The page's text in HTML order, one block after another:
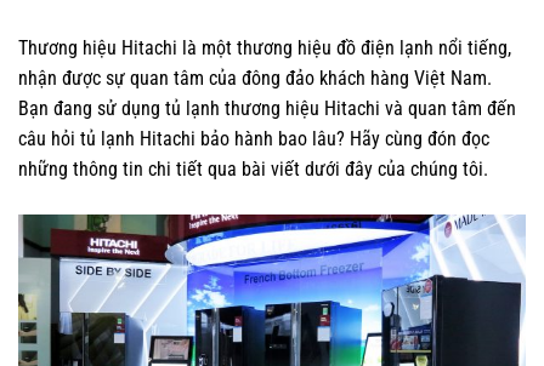
Thương hiệu Hitachi là một thương hiệu đồ điện lạnh nổi tiếng,
nhận được sự quan tâm của đông đảo khách hàng Việt Nam.
Bạn đang sử dụng tủ lạnh thương hiệu Hitachi và quan tâm đến
câu hỏi tủ lạnh Hitachi bảo hành bao lâu? Hãy cùng đón đọc
những thông tin chi tiết qua bài viết dưới đây của chúng tôi.